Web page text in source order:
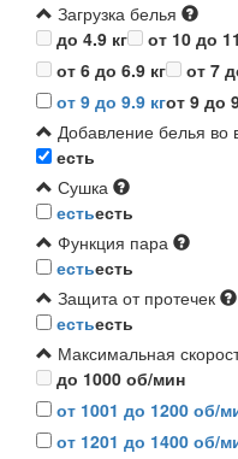
Загрузка белья
до 4.9 кг
от 10 до
от 6 до 6.9 кг
от 7
от 9 до 9.9 кгот 9 до
Добавление белья во
есть
Сушка
естьесть
Функция пара
естьесть
Защита от протечек
естьесть
Максимальная
до 1000 об/мин
от 1001 до 1200 об/
от 1201 до 1400 об/